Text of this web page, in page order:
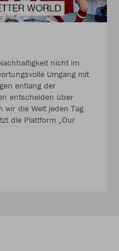
nicht im
Umgang mit
entlang der
entscheiden über
wir die Welt jeden Tag
die Plattform „Our